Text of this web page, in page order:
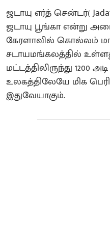
ஜடாயு எர்த் சென்டர்(
ஜடாயு பூங்கா என்று
கேரளாவில் கொல்லம்
சடாயமங்கலத்தில்
மட்டத்திலிருந்து 1200
உலகத்திலேயே மிக
இதுவேயாகும்.